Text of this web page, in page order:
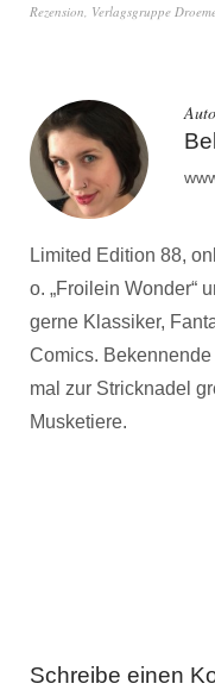
Rezension Verlagsgruppe
Limited Edition 88,
o. „Froilein Wonder“
gerne Klassiker,
Comics.
mal zur Stricknadel
Musketiere.
Schreibe einen